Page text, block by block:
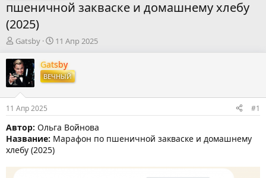
пшеничной закваске и домашнему хлебу
(2025)
А
т
о
р
т
е
м
ы
Gatsby
Д
т
а
н
а
л
а
11 Апр 2025
Gatsby
ВЕЧНЫЙ
11 Апр 2025 #1
Автор: Ольга Войнова
Название: Марафон по пшеничной закваске и домашнему
хлебу (2025)